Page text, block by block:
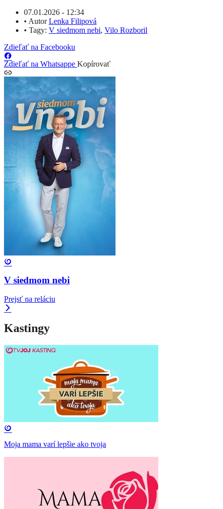
07.01.2026 - 12:34
• AutorLenka Filipová
• Tagy: V siedmom nebi, Vilo Rozboril
Zdieľať na Facebooku
Zdieľať na Whatsappe Kopírovať
V siedmom nebi
Prejsť na reláciu
Kastingy
Moja mama varí lepšie ako tvoja